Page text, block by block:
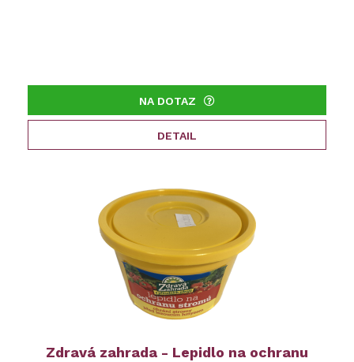
NA DOTAZ
DETAIL
Zdravá zahrada - Lepidlo na ochranu